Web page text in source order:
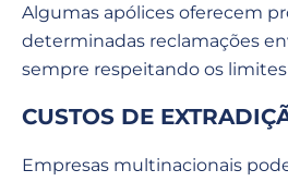
Algumas apólices oferecem
determinadas reclamações
sempre respeitando os limites
CUSTOS DE
Empresas multinacionais